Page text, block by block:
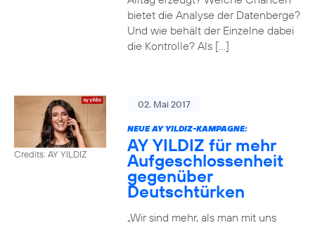
bietet die Analyse der Datenberge?
Und wie behält der Einzelne dabei
die Kontrolle? Als […]
Credits: AY YILDIZ
02. Mai 2017
NEUE AY YILDIZ-KAMPAGNE:
AY YILDIZ für mehr
Aufgeschlossenheit
gegenüber
Deutschtürken
„Wir sind mehr, als man mit uns